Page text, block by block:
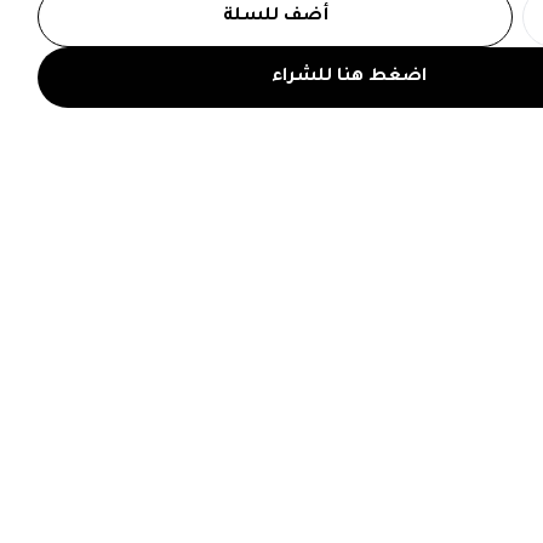
اضغط هنا للشراء
أضف للسلة